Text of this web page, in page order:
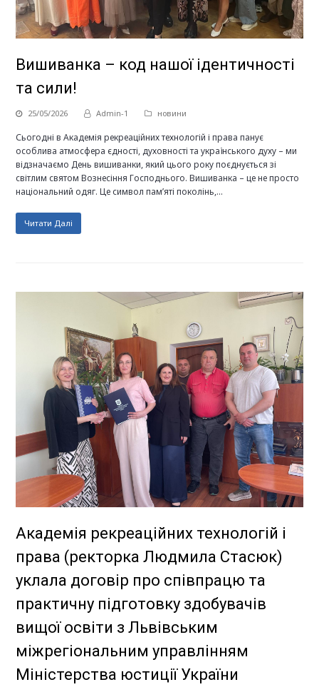
Вишиванка – код нашої ідентичності
та сили!
25/05/2026 Admin-1 новини
Сьогодні в Академія рекреаційних технологій і права панує
особлива атмосфера єдності, духовності та українського духу – ми
відзначаємо День вишиванки, який цього року поєднується зі
світлим святом Вознесіння Господнього. Вишиванка – це не просто
національний одяг. Це символ пам’яті поколінь,…
Читати Далі
Академія рекреаційних технологій і
права (ректорка Людмила Стасюк)
уклала договір про співпрацю та
практичну підготовку здобувачів
вищої освіти з Львівським
міжрегіональним управлінням
Міністерства юстиції України